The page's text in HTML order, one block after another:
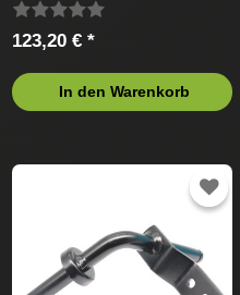
123,20 € *
In den Warenkorb